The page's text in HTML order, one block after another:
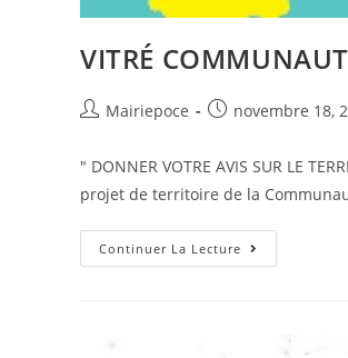
VITRÉ
Mairiepoce novembre 18,
" DONNER VOTRE AVIS SUR LE
projet de territoire de la
Continuer La Lecture